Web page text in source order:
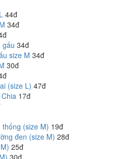
44đ
34đ
gấu 34đ
size M 34đ
30đ
(size L) 47đ
17đ
(size M) 19đ
đen (size M) 28đ
25đ
30đ